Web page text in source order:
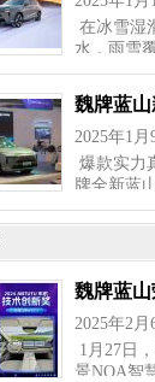
在冰雪湿
水，雨雪
魏牌蓝
2025年1月
爆款实力
牌全新蓝
魏牌蓝
2025年2月
1月27日
景NOA智